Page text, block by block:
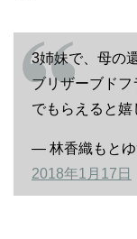
3姉妹で、母の
ブリザーブドフ
でもらえると嬉
— 林香織もとゆ
2018年1月17日